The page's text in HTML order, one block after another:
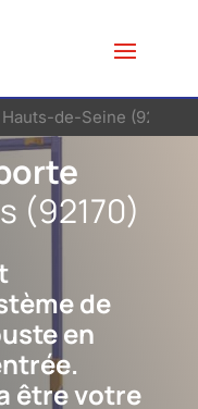
de-Seine (92)
(92170)
de
en
être votre